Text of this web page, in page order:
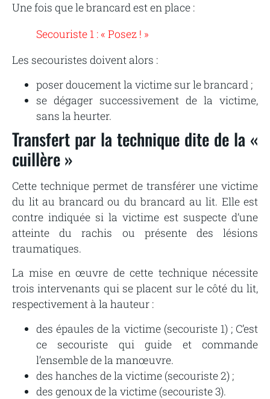
Une fois que le brancard est en place :
Secouriste 1 : « Posez ! »
Les secouristes doivent alors :
poser doucement la victime sur le brancard ;
se dégager successivement de la victime,
sans la heurter.
Transfert par la technique dite de la «
cuillère »
Cette technique permet de transférer une victime
du lit au brancard ou du brancard au lit. Elle est
contre indiquée si la victime est suspecte d’une
atteinte du rachis ou présente des lésions
traumatiques.
La mise en œuvre de cette technique nécessite
trois intervenants qui se placent sur le côté du lit,
respectivement à la hauteur :
des épaules de la victime (secouriste 1) ; C’est
ce secouriste qui guide et commande
l’ensemble de la manœuvre.
des hanches de la victime (secouriste 2) ;
des genoux de la victime (secouriste 3).